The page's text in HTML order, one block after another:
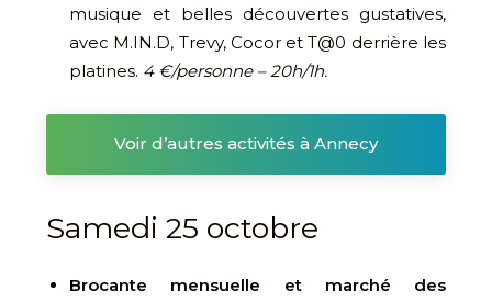
musique et belles découvertes gustatives,
avec M.IN.D, Trevy, Cocor et T@0 derrière les
platines. 4 €/personne – 20h/1h.
Voir d’autres activités à Annecy
Samedi 25 octobre
Brocante mensuelle et marché des